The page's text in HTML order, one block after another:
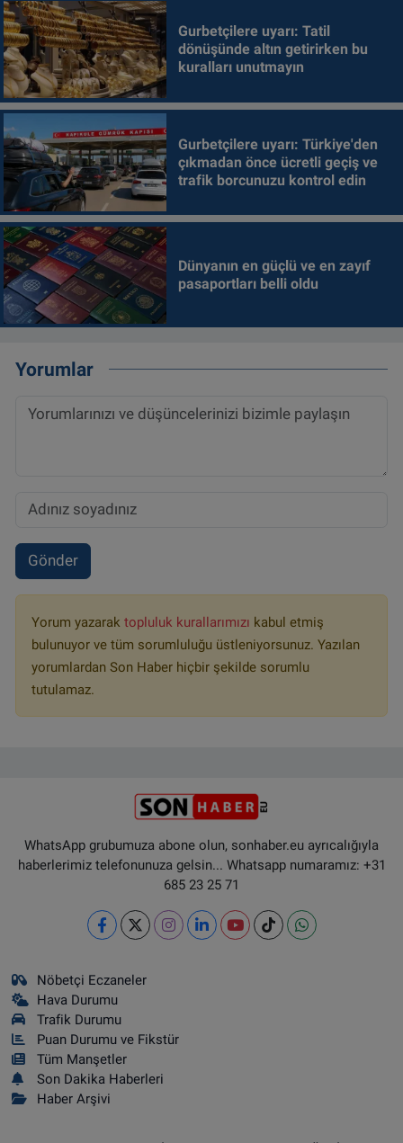
Gurbetçilere uyarı: Tatil
dönüşünde altın getirirken bu
kuralları unutmayın
Gurbetçilere uyarı: Türkiye'den
çıkmadan önce ücretli geçiş ve
trafik borcunuzu kontrol edin
Dünyanın en güçlü ve en zayıf
pasaportları belli oldu
Yorumlar
Gönder
Yorum yazarak topluluk kurallarımızı kabul etmiş
bulunuyor ve tüm sorumluluğu üstleniyorsunuz. Yazılan
yorumlardan Son Haber hiçbir şekilde sorumlu
tutulamaz.
WhatsApp grubumuza abone olun, sonhaber.eu ayrıcalığıyla
haberlerimiz telefonunuza gelsin... Whatsapp numaramız: +31
685 23 25 71
Nöbetçi Eczaneler
Hava Durumu
Trafik Durumu
Puan Durumu ve Fikstür
Tüm Manşetler
Son Dakika Haberleri
Haber Arşivi